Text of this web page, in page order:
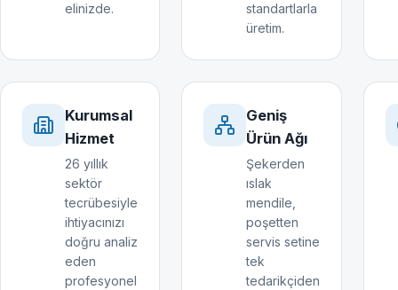
elinizde.
standartlarla
üretim.
Kurumsal
Hizmet
26 yıllık
sektör
tecrübesiyle
ihtiyacınızı
doğru analiz
eden
profesyonel
Geniş
Ürün Ağı
Şekerden
ıslak
mendile,
poşetten
servis setine
tek
tedarikçiden